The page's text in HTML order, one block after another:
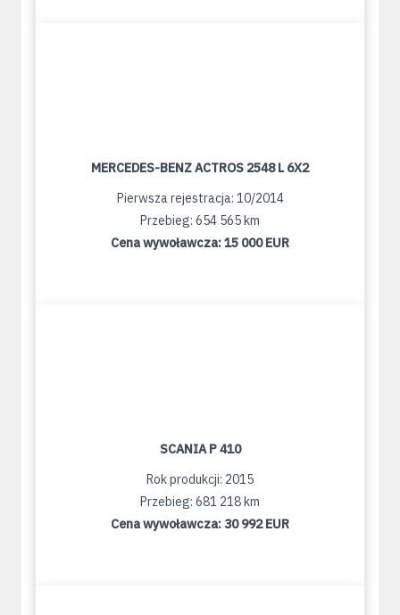
MERCEDES-BENZ ACTROS 2548 L 6X2
Pierwsza rejestracja: 10/2014
Przebieg: 654 565 km
Cena wywoławcza:15 000 EUR
SCANIA P 410
Rok produkcji: 2015
Przebieg: 681 218 km
Cena wywoławcza: 30 992 EUR